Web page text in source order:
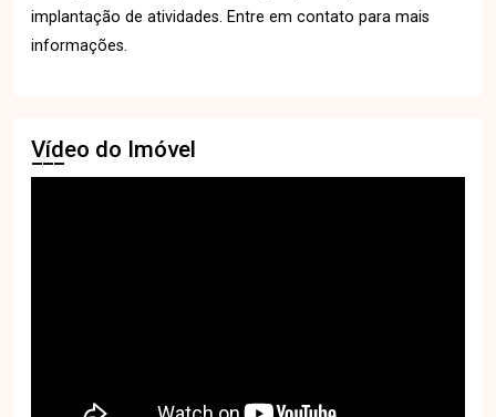
implantação de atividades. Entre em contato para mais
informações.
Vídeo do Imóvel